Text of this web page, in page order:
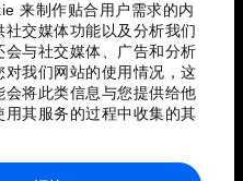
来制作贴合用户需求的内
社交媒体功能以及分析我们
会与社交媒体、广告和分析
对我们网站的使用情况，这
会将此类信息与您提供给他
用其服务的过程中收集的其